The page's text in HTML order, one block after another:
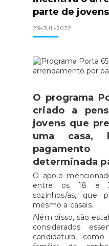
parte de jovens
29-JUL-2022
O programa
criado a
jovens que
uma casa,
determinada
O apoio
entre os 18 e
sozinhos/as, que
mesmo a casais.
Além disso, são
considerados
candidatura,